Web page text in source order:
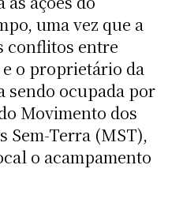
uma vez que a
conflitos entre
o proprietário da
sendo ocupada por
Movimento dos
Sem-Terra (MST),
o acampamento